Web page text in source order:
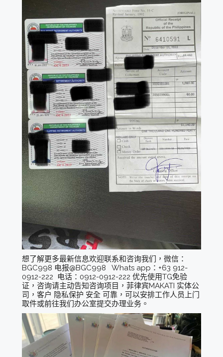
想了解更多最新信息欢迎联系和咨询我们，微信：
BGC998 电报@BGC998 Whats app：+63 912-
0912-222 电话：0912-0912-222 优先使用TG免验
证，咨询请主动告知咨询项目，菲律宾MAKATI 实体公
司，客户 隐私保护 安全 可靠，可以安排工作人员上门
取件或前往我们办公室提交办理业务。